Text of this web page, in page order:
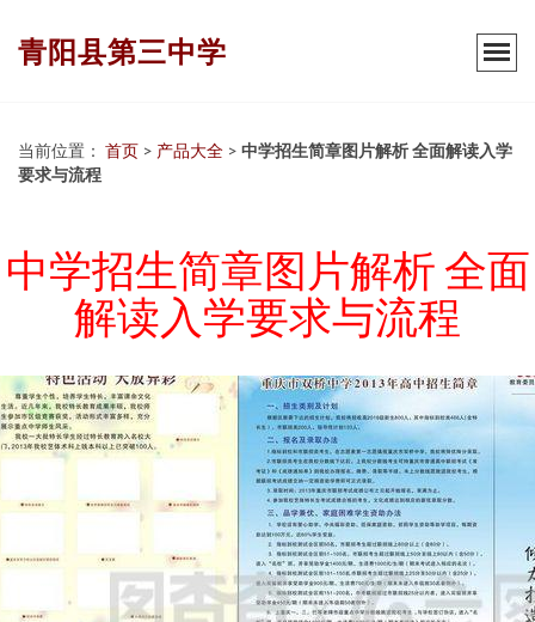
青阳县第三中学
当前位置： 首页 > 产品大全 > 中学招生简章图片解析 全面解读入学
要求与流程
中学招生简章图片解析 全面
解读入学要求与流程